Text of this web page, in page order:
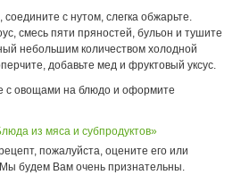
с нутом, слегка обжарьте.
смесь пяти пряностей, бульон и тушите
небольшим количеством холодной
добавьте мед и фруктовый уксус.
с овощами на блюдо и оформите
из мяса и субпродуктов»
пожалуйста, оцените его или
будем Вам очень признательны.